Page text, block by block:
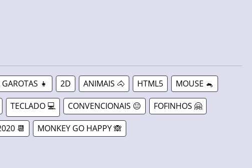
👧 2D ANIMAIS 🐴 HTML5 MOUSE 🐁
TECLADO 💻 CONVENCIONAIS 😐 FOFINHOS 🤗
📆 MONKEY GO HAPPY 🙈